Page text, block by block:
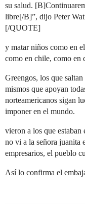
su salud.
libre[/B]”, dijo Peter
[/QUOTE]
y matar niños como en
como en chile, como en
Greengos, los que
mismos que apoyan
norteamericanos sigan
imponer en el mundo.
vieron a los que estaban
no vi a la señora juanita
empresarios, el pueblo
Así lo confirma el